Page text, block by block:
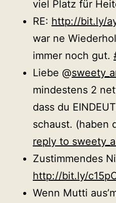
viel Platz für
RE: http://bit.ly/
war ne
immer noch gut.
Liebe @
mindestens 2
dass du
schaust. (haben
reply to
Zustimmendes
http://bit.ly/
Wenn Mutti